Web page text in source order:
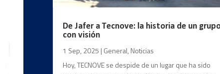
De Jafer a Tecnove: la historia de un
con visión
1 Sep, 2025 | General, Noticias
Hoy, TECNOVE se despide de un lugar que ha sido